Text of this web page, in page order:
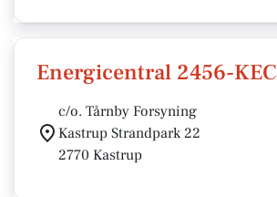
Energicentral 2456-KEC
c/o. Tårnby Forsyning
Kastrup Strandpark 22
2770 Kastrup